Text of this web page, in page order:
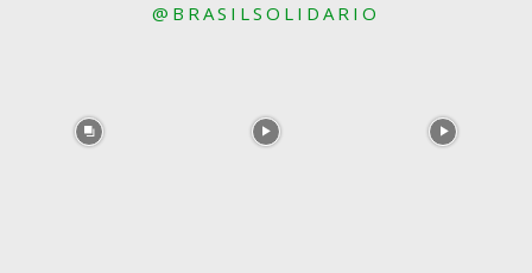
@BRASILSOLIDARIO